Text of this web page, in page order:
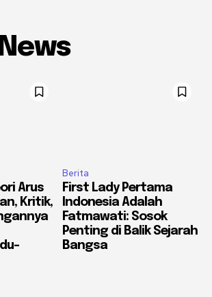
Arus
Kritik,
Berita
First Lady Pertama
Indonesia Adalah
Fatmawati: Sosok
Penting di Balik Sejarah
Bangsa